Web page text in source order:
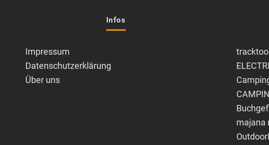
Infos
Impressum
Datenschutzerklärung
Über uns
majana